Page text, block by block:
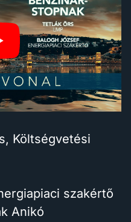
Költségvetési
szakértő
Anikó